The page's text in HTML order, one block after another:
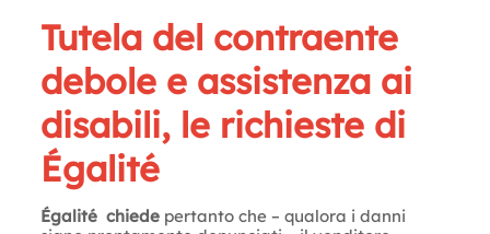
Tutela del contraente
debole e assistenza ai
disabili, le richieste di
Égalité
Égalité chiedepertanto che – qualora i danni